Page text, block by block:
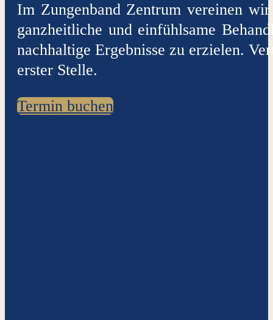
Im Zungenband Zentrum vereinen
ganzheitliche und einfühlsame
nachhaltige Ergebnisse zu erzielen.
erster Stelle.
Termin buchen